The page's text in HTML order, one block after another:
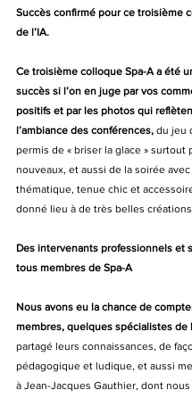
Succès confirmé pour ce troisième
de l’IA.
Ce troisième colloque Spa-A a été
succès si l’on en juge par vos
positifs et par les photos qui
l’ambiance des conférences, du jeu
permis de « briser la glace » surtout
nouveaux, et aussi de la soirée
thématique, tenue chic et
donné lieu à de très belles
Des intervenants professionnels et
tous membres de Spa-A
Nous avons eu la chance de
membres, quelques spécialistes de
partagé leurs connaissances, de
pédagogique et ludique, et aussi
à Jean-Jacques Gauthier, dont